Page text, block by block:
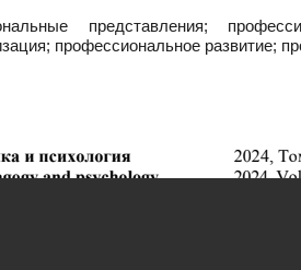
представления;
профессиональное развитие;